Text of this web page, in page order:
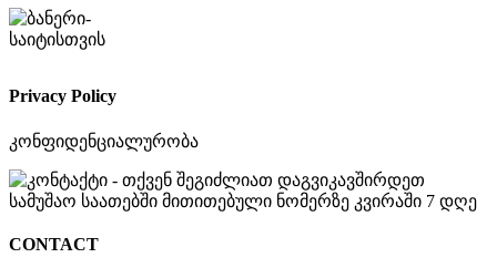
Privacy Policy
კონფიდენციალურობა
CONTACT